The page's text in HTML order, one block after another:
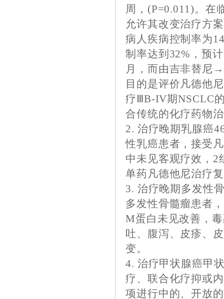
周，(P=0.011)。在
允许其改变治疗方
病人疾病控制率为
制率达到32%，预
月，而由吉非替尼
目的是评价凡德他
疗ⅢB-IV期NSCLC
合传统的化疗药物
2. 治疗晚期乳腺癌
性乳癌患者，接受
中未见客观疗效，2
单药凡德他尼治疗
3. 治疗晚期多发性
多发性骨髓瘤患者
M蛋白未见改善，
吐、腹泻、皮疹、
变。
4. 治疗甲状腺癌甲
疗、联合化疗抑或
项进行中的、开放